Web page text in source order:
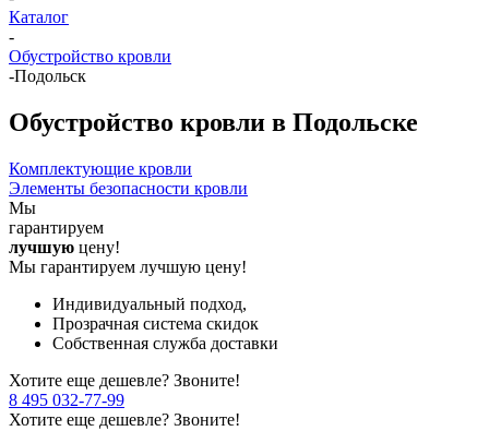
Каталог
-
Обустройство кровли
-Подольск
Обустройство кровли в Подольске
Комплектующие кровли
Элементы безопасности кровли
Мы
гарантируем
лучшую цену!
Мы гарантируем лучшую цену!
Индивидуальный подход,
Прозрачная система скидок
Собственная служба доставки
Хотите еще дешевле? Звоните!
8 495 032-77-99
Хотите еще дешевле? Звоните!